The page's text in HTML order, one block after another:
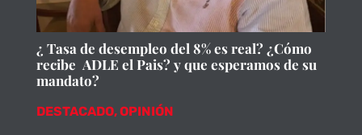
¿ Tasa de desempleo del 8% es real? ¿Cómo
recibe ADLE el Pais? y que esperamos de su
mandato?
DESTACADO,OPINIÓN